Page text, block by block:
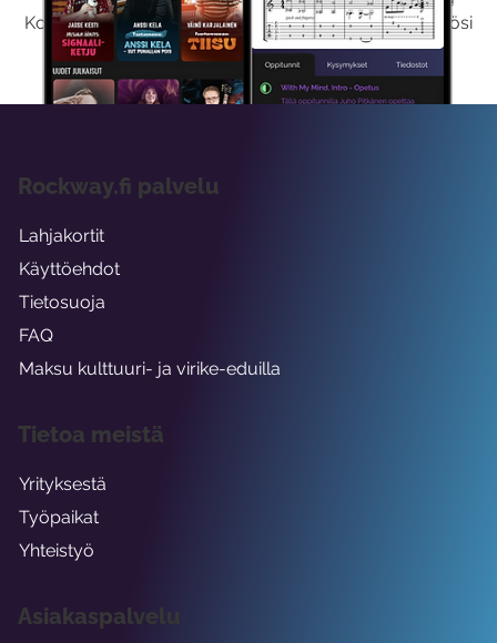
Kokeilemalla ilmaiseksi saat koko sisältömme käyttöösi
viikon ajaksi.
Asiakaspalvelu
Rockway.fi palvelu
Lahjakortit
Käyttöehdot
Tietosuoja
FAQ
Maksu kulttuuri- ja virike-eduilla
Tietoa meistä
Yrityksestä
Työpaikat
Yhteistyö